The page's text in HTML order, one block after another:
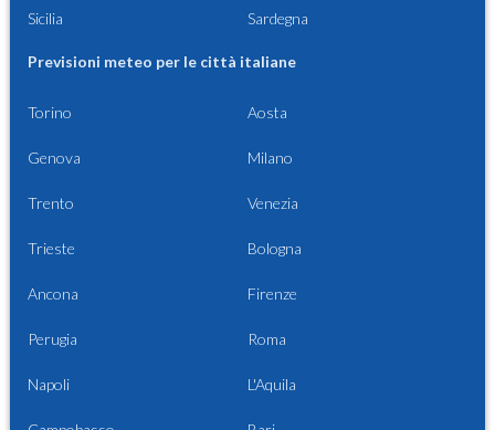
Sicilia Sardegna
Previsioni meteo per le città italiane
Torino Aosta
Genova Milano
Trento Venezia
Trieste Bologna
Ancona Firenze
Perugia Roma
Napoli L'Aquila